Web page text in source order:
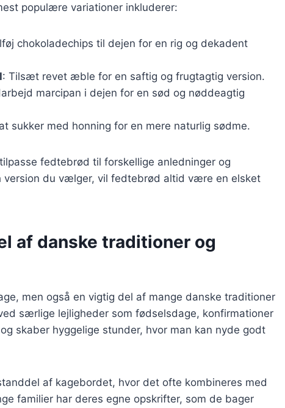
populære variationer inkluderer:
chokoladechips til dejen for en rig og dekadent
: Tilsæt revet æble for en saftig og frugtagtig version.
marcipan i dejen for en sød og nøddeagtig
sukker med honning for en mere naturlig sødme.
fedtebrød til forskellige anledninger og
version du vælger, vil fedtebrød altid være en elsket
af danske traditioner og
men også en vigtig del af mange danske traditioner
særlige lejligheder som fødselsdage, konfirmationer
skaber hyggelige stunder, hvor man kan nyde godt
af kagebordet, hvor det ofte kombineres med
familier har deres egne opskrifter, som de bager